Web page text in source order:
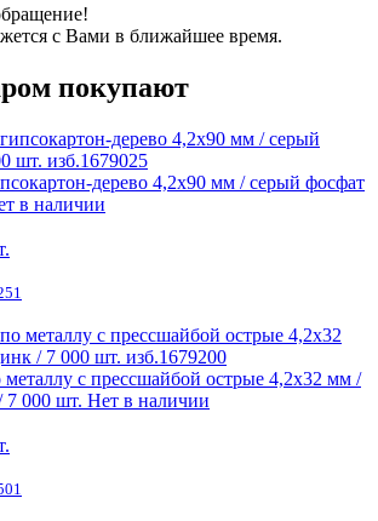
с Вами в ближайшее время.
покупают
дерево 4,2х90 мм / серый фосфат
в наличии
с прессшайбой острые 4,2х32 мм /
7 000 шт. Нет в наличии